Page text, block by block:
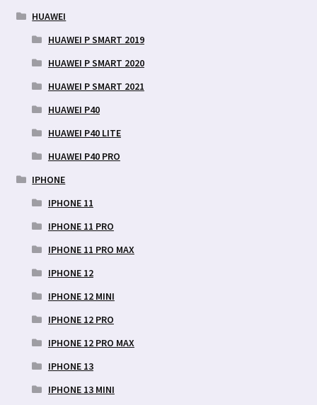
HUAWEI
HUAWEI P SMART 2019
HUAWEI P SMART 2020
HUAWEI P SMART 2021
HUAWEI P40
HUAWEI P40 LITE
HUAWEI P40 PRO
IPHONE
IPHONE 11
IPHONE 11 PRO
IPHONE 11 PRO MAX
IPHONE 12
IPHONE 12 MINI
IPHONE 12 PRO
IPHONE 12 PRO MAX
IPHONE 13
IPHONE 13 MINI